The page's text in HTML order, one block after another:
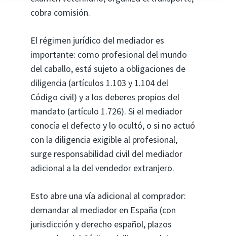
cobra comisión.
El régimen jurídico del mediador es
importante: como profesional del mundo
del caballo, está sujeto a obligaciones de
diligencia (artículos 1.103 y 1.104 del
Código civil) y a los deberes propios del
mandato (artículo 1.726). Si el mediador
conocía el defecto y lo ocultó, o si no actuó
con la diligencia exigible al profesional,
surge responsabilidad civil del mediador
adicional a la del vendedor extranjero.
Esto abre una vía adicional al comprador:
demandar al mediador en España (con
jurisdicción y derecho español, plazos